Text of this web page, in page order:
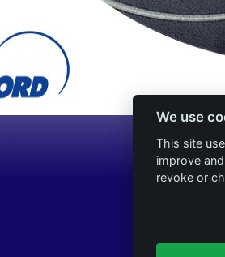
We use
This site
improve
revoke or